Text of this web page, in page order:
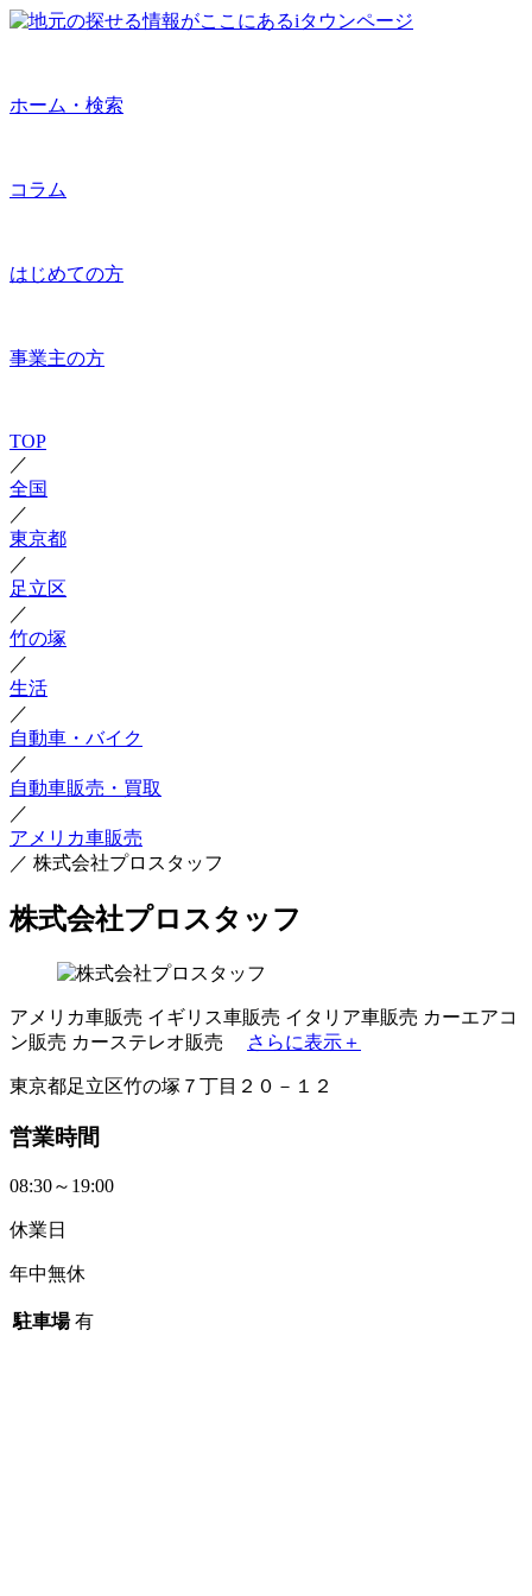
ホーム・検索
コラム
はじめての方
事業主の方
TOP
／
全国
／
東京都
／
足立区
／
竹の塚
／
生活
／
自動車・バイク
／
自動車販売・買取
／
アメリカ車販売
／ 株式会社プロスタッフ
株式会社プロスタッフ
アメリカ車販売 イギリス車販売 イタリア車販売 カーエアコ
ン販売 カーステレオ販売 さらに表示＋
東京都足立区竹の塚７丁目２０－１２
営業時間
08:30～19:00
休業日
年中無休
駐車場 有